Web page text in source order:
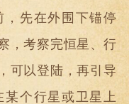
，先在外围下锚停
，考察完恒星、行
可以登陆，再引导
个行星或卫星上